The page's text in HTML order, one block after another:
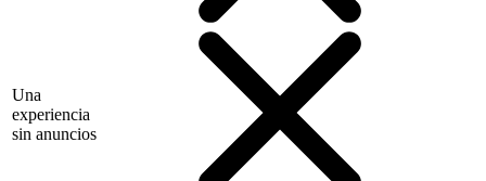
Una
experiencia
sin anuncios